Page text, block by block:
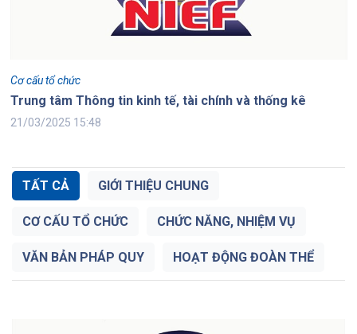
Cơ cấu tổ chức
Trung tâm Thông tin kinh tế, tài chính và thống kê
21/03/2025 15:48
TẤT CẢ GIỚI THIỆU CHUNG
CƠ CẤU TỔ CHỨC CHỨC NĂNG, NHIỆM VỤ
VĂN BẢN PHÁP QUY HOẠT ĐỘNG ĐOÀN THỂ